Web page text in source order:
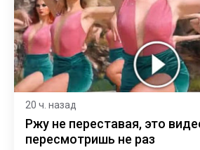
20 ч. назад
Ржу не переставая, это
пересмотришь не раз